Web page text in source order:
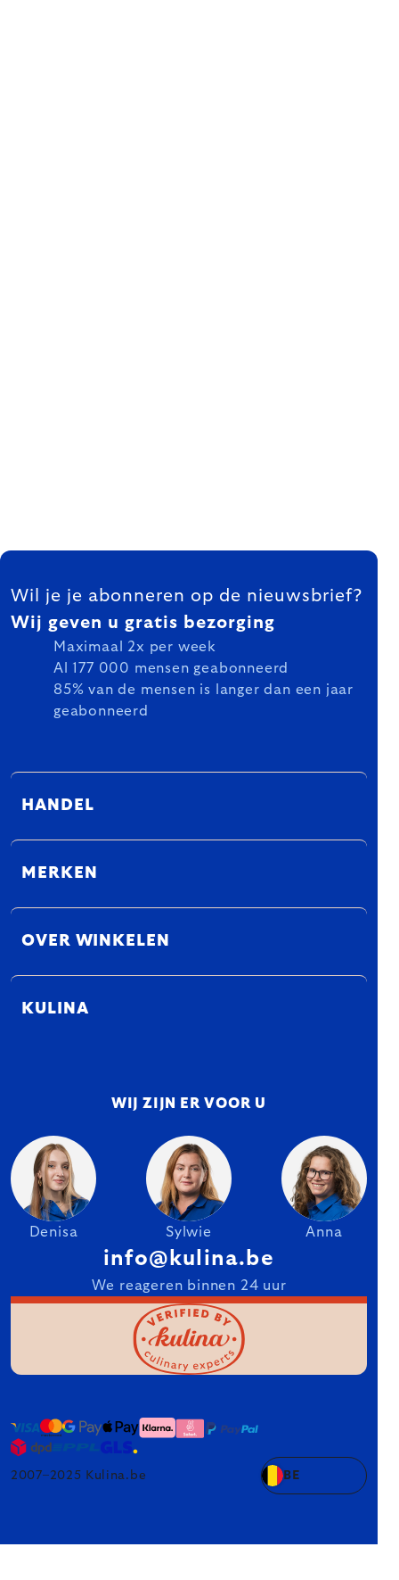
FOOTER
Wil je je abonneren op de nieuwsbrief?
Wij geven u gratis bezorging
Maximaal 2x per week
Al 177 000 mensen geabonneerd
85% van de mensen is langer dan een jaar
geabonneerd
HANDEL
MERKEN
OVER WINKELEN
KULINA
WIJ ZIJN ER VOOR U
Denisa Sylwie Anna
info@kulina.be
We reageren binnen 24 uur
2007–2025 Kulina.be BE